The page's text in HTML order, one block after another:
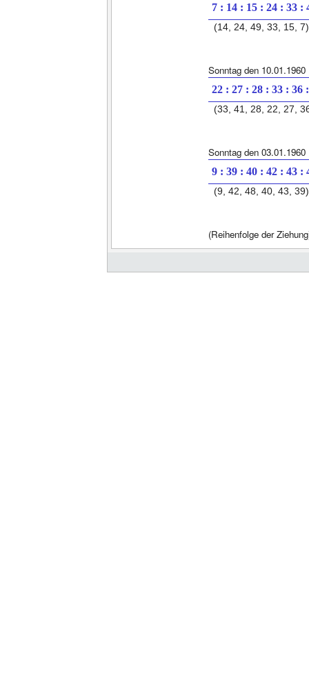
7 : 14 : 15 : 24 : 33 :
(14, 24, 49, 33, 15, 7)
Sonntag den 10.01.1960
22 : 27 : 28 : 33 : 36
(33, 41, 28, 22, 27,
Sonntag den 03.01.1960
9 : 39 : 40 : 42 : 43 :
(9, 42, 48, 40, 43, 39)
(Reihenfolge der